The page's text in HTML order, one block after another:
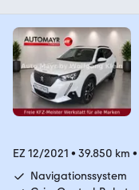
EZ 12/2021 • 39.850 km •
Navigationssystem